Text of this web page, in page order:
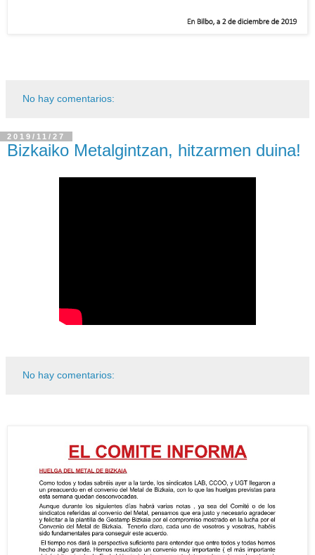
No hay comentarios:
2019/11/27
Bizkaiko Metalgintzan, hitzarmen duina!
No hay comentarios: